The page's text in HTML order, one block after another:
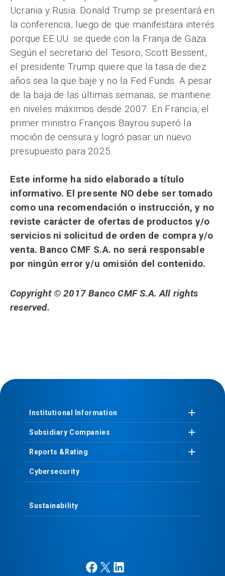
Ucrania y Rusia. Donald Trump se presentará en
la conferencia, luego de que manifestara interés
porque EE.UU. se quede con la Franja de Gaza.
Según el secretario del Tesoro, Scott Bessent,
el presidente Trump quiere que la tasa de diez
años sea la que baje y no la Fed Funds. A pesar
de la baja de las últimas semanas, se mantiene
en niveles máximos desde 2007. En Francia, el
primer ministro François Bayrou superó la
moción de censura y logró pasar un nuevo
presupuesto para 2025.
Este informe ha sido elaborado a título
informativo. El presente NO debe ser tomado
como una recomendación o instrucción, y no
reviste carácter de ofertas de productos y/o
servicios ni solicitud de orden de compra y/o
venta. Banco CMF S.A. no será responsable
por ningún error y/u omisión del contenido.
Copyright © 2017 Banco CMF S.A. All rights
reserved.
Institutional Information
Subsidiary Companies
Reports & Rating
Cybersecurity
Sustainability
F
X
L